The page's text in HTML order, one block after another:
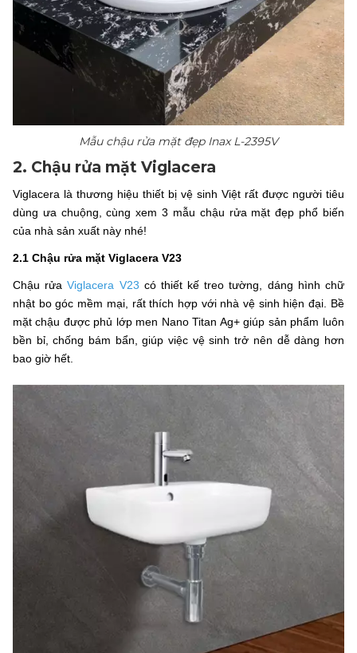
Mẫu chậu rửa mặt đẹp Inax L-2395V
2. Chậu rửa mặt Viglacera
Viglacera là thương hiệu thiết bị vệ sinh Việt rất được người tiêu
dùng ưa chuộng, cùng xem 3 mẫu chậu rửa mặt đẹp phổ biến
của nhà sản xuất này nhé!
2.1 Chậu rửa mặt Viglacera V23
Chậu rửaViglacera V23 có thiết kế treo tường, dáng hình chữ
nhật bo góc mềm mại, rất thích hợp với nhà vệ sinh hiện đại. Bề
mặt chậu được phủ lớp men Nano Titan Ag+ giúp sản phẩm luôn
bền bỉ, chống bám bẩn, giúp việc vệ sinh trở nên dễ dàng hơn
bao giờ hết.